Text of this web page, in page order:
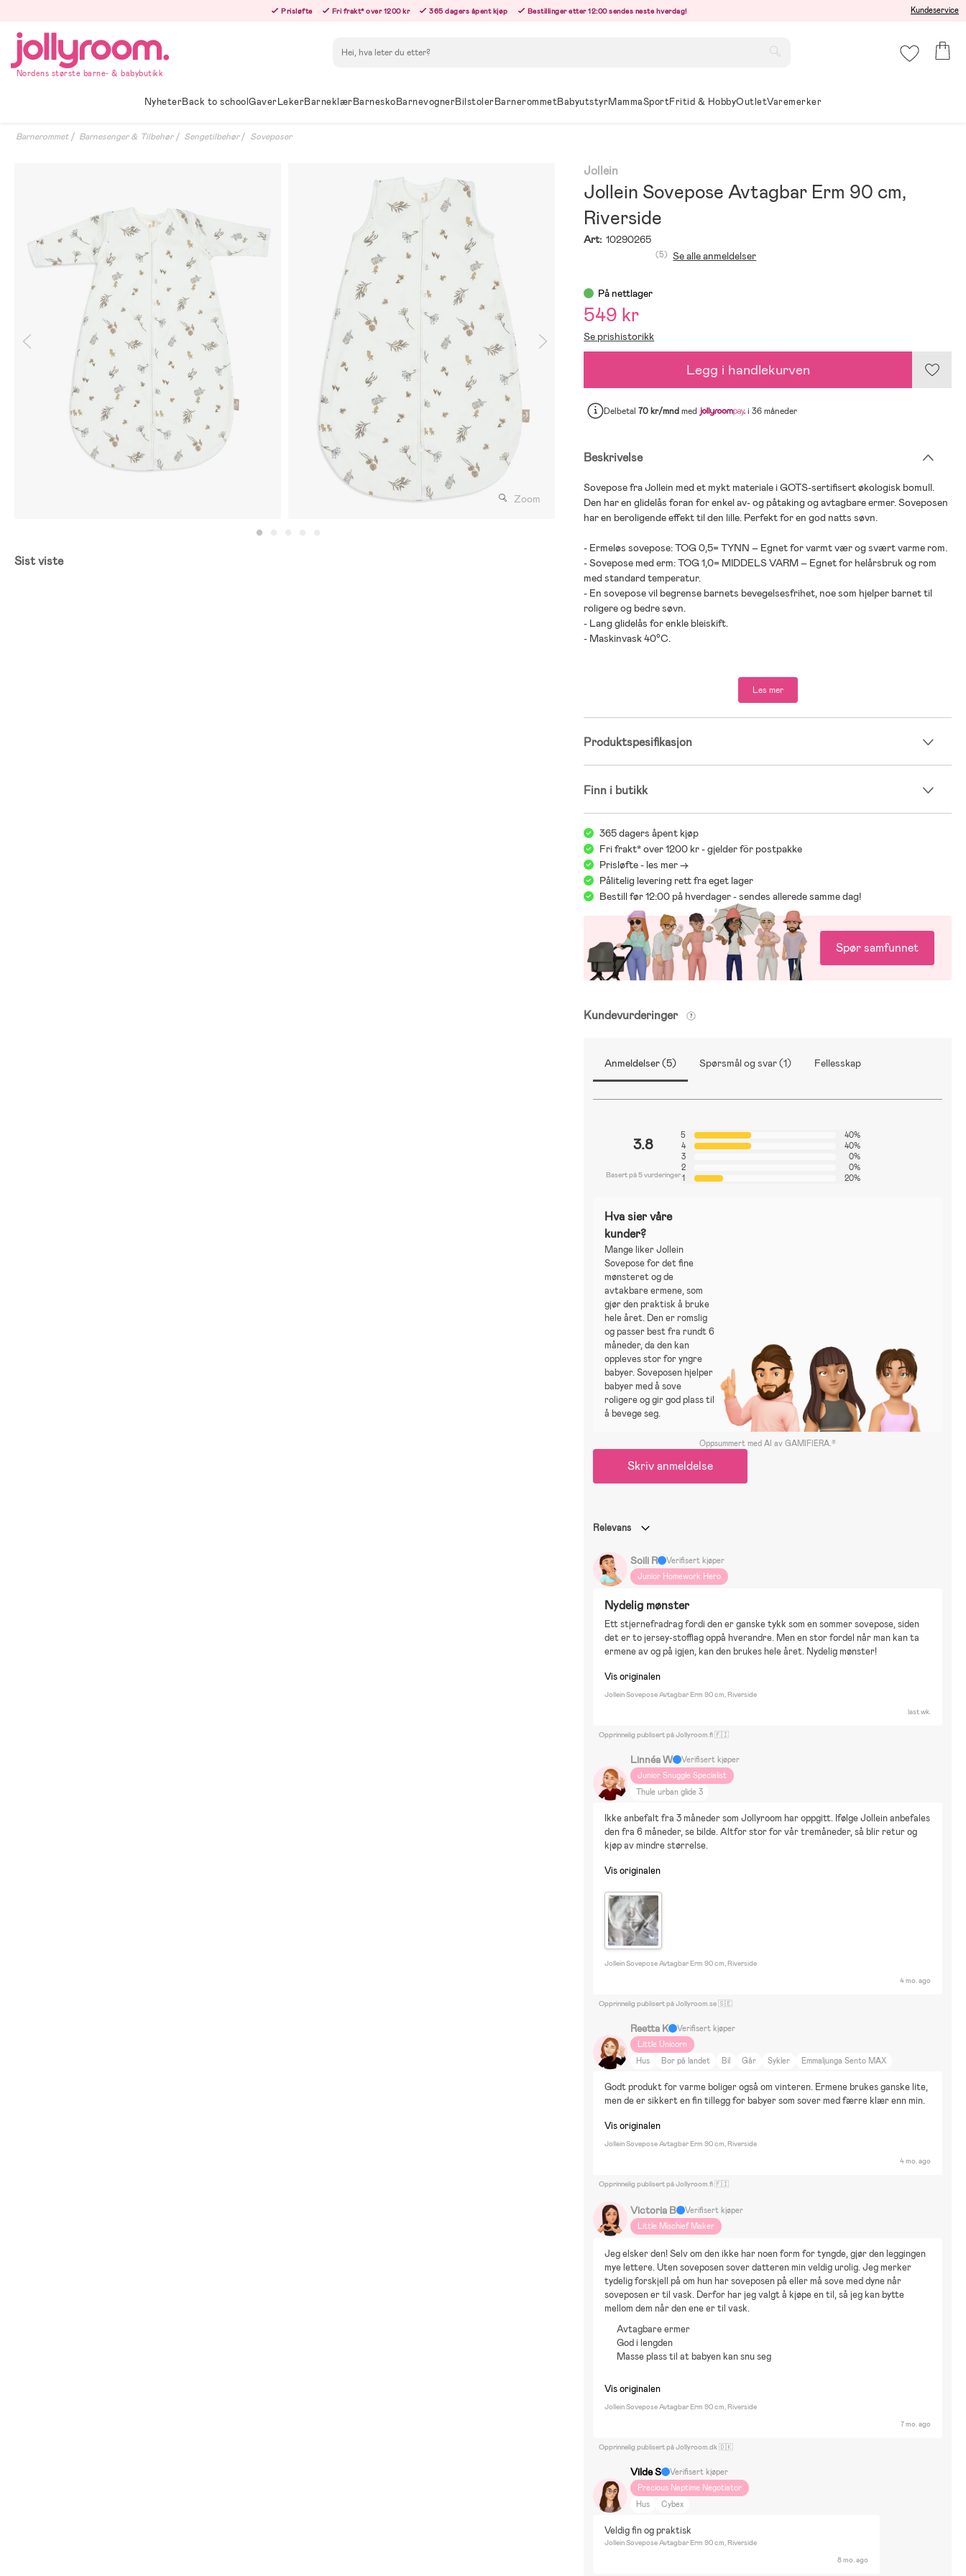
innehållet
Prisløfte Fri frakt* over 1200 kr 365 dagers åpent kjøp Bestillinger etter 12:00 sendes neste hverdag! Kundeservice
Nordens største barne- & babybutikk
NyheterBack to schoolGaverLekerBarneklærBarneskoBarnevognerBilstolerBarnerommetBabyutstyrMammaSportFritid & HobbyOutletVaremerker
Barnerommet Barnesenger & Tilbehør Sengetilbehør Soveposer
Zoom
Sist viste
Jollein
Jollein Sovepose Avtagbar Erm 90 cm,
Riverside
Art: 10290265
(5) Se alle anmeldelser
På nettlager
549 kr
Se prishistorikk
Legg i handlekurven
Delbetal70 kr/mnd med i 36 måneder
Beskrivelse
Sovepose fra Jollein med et mykt materiale i GOTS-sertifisert økologisk bomull.
Den har en glidelås foran for enkel av- og påtaking og avtagbare ermer. Soveposen
har en beroligende effekt til den lille. Perfekt for en god natts søvn.
- Ermeløs sovepose: TOG 0,5= TYNN – Egnet for varmt vær og svært varme rom.
- Sovepose med erm: TOG 1,0= MIDDELS VARM – Egnet for helårsbruk og rom
med standard temperatur.
- En sovepose vil begrense barnets bevegelsesfrihet, noe som hjelper barnet til
roligere og bedre søvn.
- Lang glidelås for enkle bleiskift.
- Maskinvask 40°C.
- 100 % GOTS-sertifisert økologisk bomull.
Les mer
Produktspesifikasjon
Finn i butikk
365 dagers åpent kjøp
Fri frakt* over 1200 kr - gjelder för postpakke
Prisløfte - les mer ->
Pålitelig levering rett fra eget lager
Bestill før 12:00 på hverdager - sendes allerede samme dag!
Spør samfunnet
Kundevurderinger
Anmeldelser (5) Spørsmål og svar (1) Fellesskap
3.8
Basert på 5 vurderinger
5
40%
4
40%
3
0%
2
0%
1
20%
Hva sier våre
kunder?
Mange liker Jollein
Sovepose for det fine
mønsteret og de
avtakbare ermene, som
gjør den praktisk å bruke
hele året. Den er romslig
og passer best fra rundt 6
måneder, da den kan
oppleves stor for yngre
babyer. Soveposen hjelper
babyer med å sove
roligere og gir god plass til
å bevege seg.
Oppsummert med AI av GAMIFIERA.®
Skriv anmeldelse
Relevans
Soili R
Verifisert kjøper
Junior Homework Hero
Nydelig mønster
Ett stjernefradrag fordi den er ganske tykk som en sommer sovepose, siden
det er to jersey-stofflag oppå hverandre. Men en stor fordel når man kan ta
ermene av og på igjen, kan den brukes hele året. Nydelig mønster!
Vis originalen
Jollein Sovepose Avtagbar Erm 90 cm, Riverside
last wk.
Opprinnelig publisert på Jollyroom.fi 🇫🇮
Linnéa W
Verifisert kjøper
Junior Snuggle Specialist
Thule urban glide 3
Ikke anbefalt fra 3 måneder som Jollyroom har oppgitt. Ifølge Jollein anbefales
den fra 6 måneder, se bilde. Altfor stor for vår tremåneder, så blir retur og
kjøp av mindre størrelse.
Vis originalen
Jollein Sovepose Avtagbar Erm 90 cm, Riverside
4 mo. ago
Opprinnelig publisert på Jollyroom.se 🇸🇪
Reetta K
Verifisert kjøper
Little Unicorn
Hus
Bor på landet Bil Går Sykler Emmaljunga Sento MAX
Godt produkt for varme boliger også om vinteren. Ermene brukes ganske lite,
men de er sikkert en fin tillegg for babyer som sover med færre klær enn min.
Vis originalen
Jollein Sovepose Avtagbar Erm 90 cm, Riverside
4 mo. ago
Opprinnelig publisert på Jollyroom.fi 🇫🇮
Victoria B
Verifisert kjøper
Little Mischief Maker
Jeg elsker den! Selv om den ikke har noen form for tyngde, gjør den leggingen
mye lettere. Uten soveposen sover datteren min veldig urolig. Jeg merker
tydelig forskjell på om hun har soveposen på eller må sove med dyne når
soveposen er til vask. Derfor har jeg valgt å kjøpe en til, så jeg kan bytte
mellom dem når den ene er til vask.
Avtagbare ermer
God i lengden
Masse plass til at babyen kan snu seg
Vis originalen
Jollein Sovepose Avtagbar Erm 90 cm, Riverside
7 mo. ago
Opprinnelig publisert på Jollyroom.dk 🇩🇰
Vilde S
Verifisert kjøper
Precious Naptime Negotiator
Hus
Cybex
Veldig fin og praktisk
Jollein Sovepose Avtagbar Erm 90 cm, Riverside
8 mo. ago